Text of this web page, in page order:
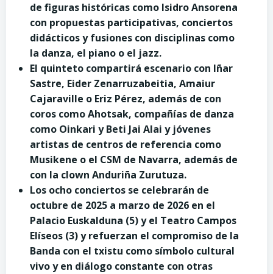
de figuras históricas como Isidro Ansorena
con propuestas participativas, conciertos
didácticos y fusiones con disciplinas como
la danza, el piano o el jazz.
El quinteto compartirá escenario con Iñar
Sastre, Eider Zenarruzabeitia, Amaiur
Cajaraville o Eriz Pérez, además de con
coros como Ahotsak, compañías de danza
como Oinkari y Beti Jai Alai y jóvenes
artistas de centros de referencia como
Musikene o el CSM de Navarra, además de
con la clown Anduriña Zurutuza.
Los ocho conciertos se celebrarán de
octubre de 2025 a marzo de 2026 en el
Palacio Euskalduna (5) y el Teatro Campos
Elíseos (3) y refuerzan el compromiso de la
Banda con el txistu como símbolo cultural
vivo y en diálogo constante con otras